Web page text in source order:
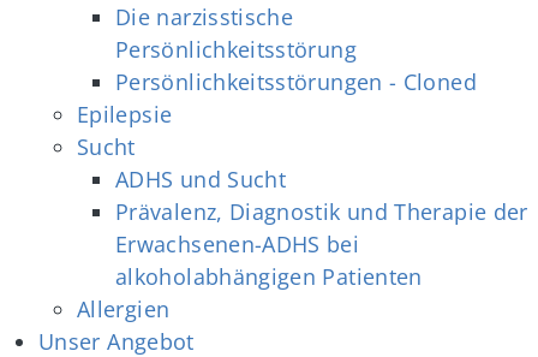
Die narzisstische
Persönlichkeitsstörung
Persönlichkeitsstörungen - Cloned
Epilepsie
Sucht
ADHS und Sucht
Prävalenz, Diagnostik und Therapie der
Erwachsenen-ADHS bei
alkoholabhängigen Patienten
Allergien
Unser Angebot